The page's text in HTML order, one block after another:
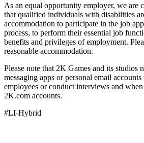
As an equal opportunity employer, we are
that qualified individuals with disabilities
accommodation to participate in the job
process, to perform their essential job
benefits and privileges of employment.
reasonable accommodation.
Please note that 2K Games and its studios
messaging apps or personal email
employees or conduct interviews and
2K.com accounts.
#LI-Hybrid